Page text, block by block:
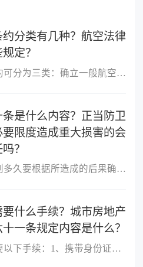
分类有几种？航空法律
定？
航空法的条约可分为三类：确立一般航空法律制度A、巴黎航空公约1919...
是什么内容？正当防卫
要限度造成重大损害的会
？
防卫过当要判多久要根据所造成的后果确定，不能一概而论。若是防卫...
什么手续？城市房地产
一条规定内容是什么？
房产过户需要以下手续：1、携带身份证、户口本、婚姻状况证明、购房...